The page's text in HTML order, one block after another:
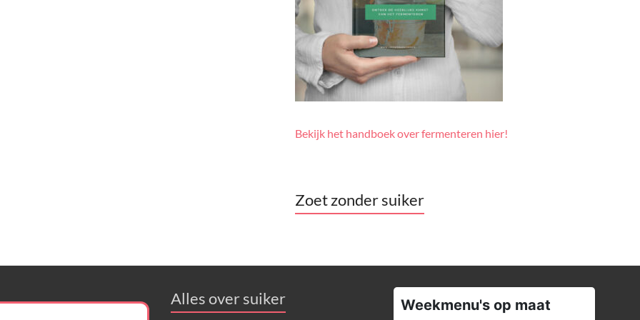
Bekijk het handboek over fermenteren hier!
Zoet zonder suiker
Alles over suiker Weekmenu's op maat